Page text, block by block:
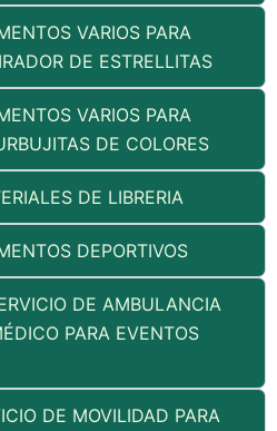
VARIOS PARA
DE ESTRELLITAS
VARIOS PARA
DE COLORES
DE LIBRERIA
DEPORTIVOS
DE AMBULANCIA
PARA EVENTOS
DE MOVILIDAD PARA